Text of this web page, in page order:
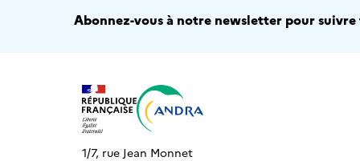
Abonnez-vous à notre newsletter pour suivre
1/7, rue Jean Monnet